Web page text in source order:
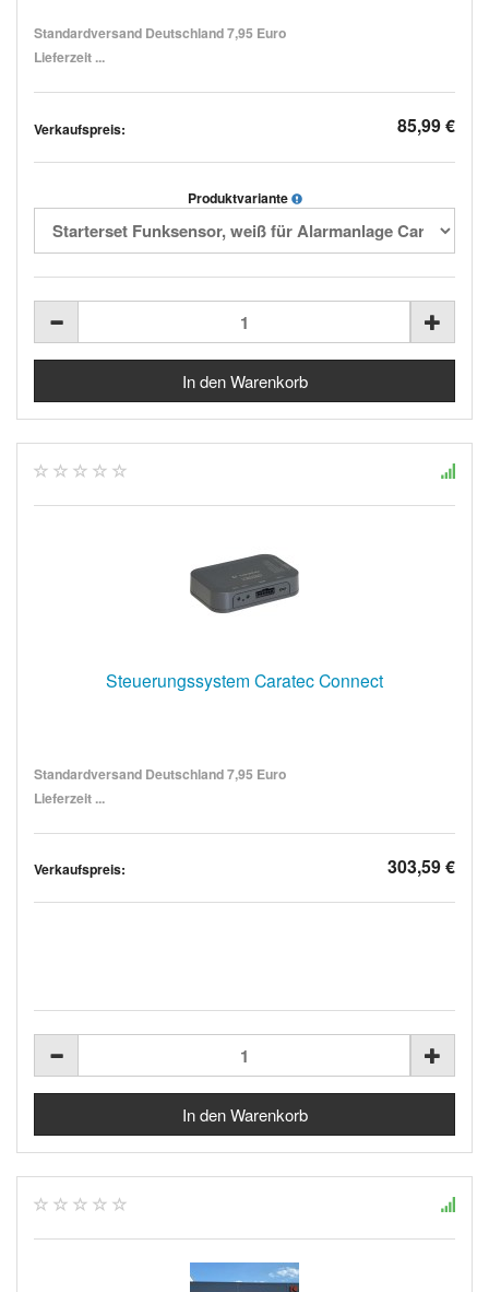
Standardversand Deutschland 7,95 Euro
Lieferzeit ...
Verkaufspreis: 85,99 €
Produktvariante
Steuerungssystem Caratec Connect
Standardversand Deutschland 7,95 Euro
Lieferzeit ...
Verkaufspreis: 303,59 €